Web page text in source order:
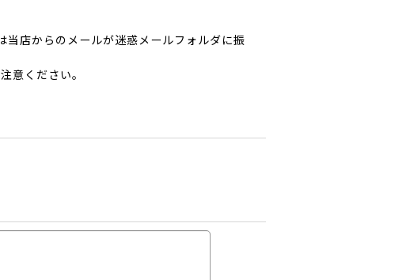
店からのメールが迷惑メールフォルダに振
意ください。